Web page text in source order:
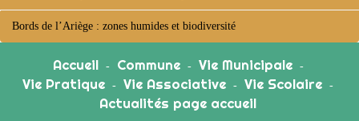
Bords de l’Ariège : zones humides et biodiversité
Accueil - Commune - Vie Municipale -
Vie Pratique - Vie Associative - Vie Scolaire -
Actualités page accueil